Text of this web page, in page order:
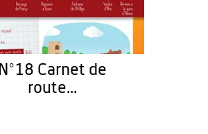
N°18 Carnet de
route...